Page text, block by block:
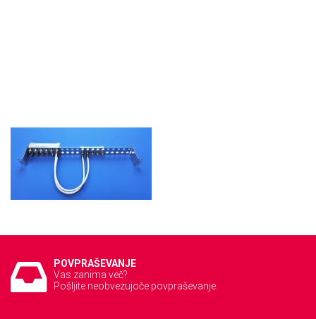
POVPRAŠEVANJE
Vas zanima več?
Pošljite neobvezujoče povpraševanje.